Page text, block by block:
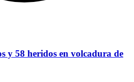
y 58 heridos en volcadura de